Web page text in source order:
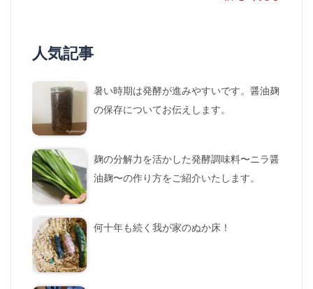
人気記事
暑い時期は発酵が進みやすいです。醤油麹
の保存についてお伝えします。
麹の分解力を活かした発酵調味料〜ニラ醤
油麹〜の作り方をご紹介いたします。
何十年も続く我が家のぬか床！